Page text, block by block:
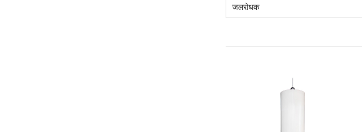
जलरोधक